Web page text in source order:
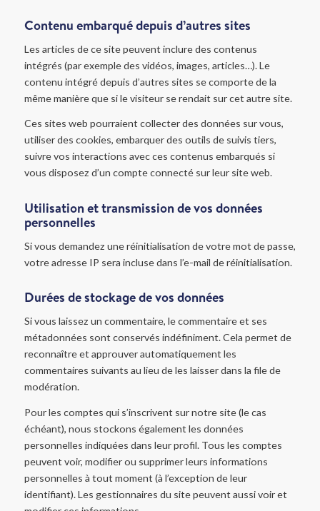
Contenu embarqué depuis d’autres sites
Les articles de ce site peuvent inclure des contenus
intégrés (par exemple des vidéos, images, articles…). Le
contenu intégré depuis d’autres sites se comporte de la
même manière que si le visiteur se rendait sur cet autre site.
Ces sites web pourraient collecter des données sur vous,
utiliser des cookies, embarquer des outils de suivis tiers,
suivre vos interactions avec ces contenus embarqués si
vous disposez d’un compte connecté sur leur site web.
Utilisation et transmission de vos données
personnelles
Si vous demandez une réinitialisation de votre mot de passe,
votre adresse IP sera incluse dans l’e-mail de réinitialisation.
Durées de stockage de vos données
Si vous laissez un commentaire, le commentaire et ses
métadonnées sont conservés indéfiniment. Cela permet de
reconnaître et approuver automatiquement les
commentaires suivants au lieu de les laisser dans la file de
modération.
Pour les comptes qui s’inscrivent sur notre site (le cas
échéant), nous stockons également les données
personnelles indiquées dans leur profil. Tous les comptes
peuvent voir, modifier ou supprimer leurs informations
personnelles à tout moment (à l’exception de leur
identifiant). Les gestionnaires du site peuvent aussi voir et